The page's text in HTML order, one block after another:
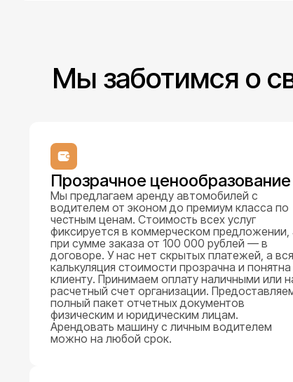
Мы заботимся о
Прозрачное ценообразование
Мы предлагаем аренду автомобилей с
водителем от эконом до премиум класса по
честным ценам. Стоимость всех услуг
фиксируется в коммерческом предложении,
при сумме заказа от 100 000 рублей — в
договоре. У нас нет скрытых платежей, а вся
калькуляция стоимости прозрачна и понятна
клиенту. Принимаем оплату наличными или
расчетный счет организации.
полный пакет отчетных документов
физическим и юридическим лицам.
Арендовать машину с личным водителем
можно на любой срок.